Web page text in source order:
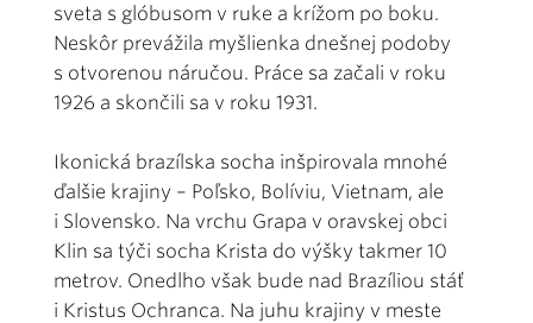
sveta s glóbusom v ruke a krížom po boku.
Neskôr prevážila myšlienka dnešnej podoby
s otvorenou náručou. Práce sa začali v roku
1926 a skončili sa v roku 1931.
Ikonická brazílska socha inšpirovala mnohé
ďalšie krajiny – Poľsko, Bolíviu, Vietnam, ale
i Slovensko. Na vrchu Grapa v oravskej obci
Klin sa týči socha Krista do výšky takmer 10
metrov. Onedlho však bude nad Brazíliou stáť
i Kristus Ochranca. Na juhu krajiny v meste